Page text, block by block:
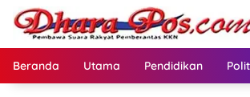
Langsung
konten
Beranda Utama Pendidikan